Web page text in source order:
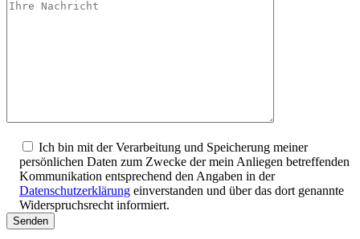
Ich bin mit der Verarbeitung und Speicherung meiner
persönlichen Daten zum Zwecke der mein Anliegen betreffenden
Kommunikation entsprechend den Angaben in der
Datenschutzerklärung einverstanden und über das dort genannte
Widerspruchsrecht informiert.